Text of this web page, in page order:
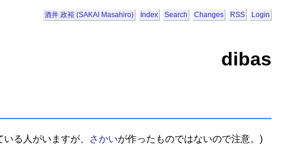
酒井 政裕 (SAKAI Masahiro) Index Search Changes RSS Login
dibas
る人がいますが、 さかいが作ったものではないので注意。)